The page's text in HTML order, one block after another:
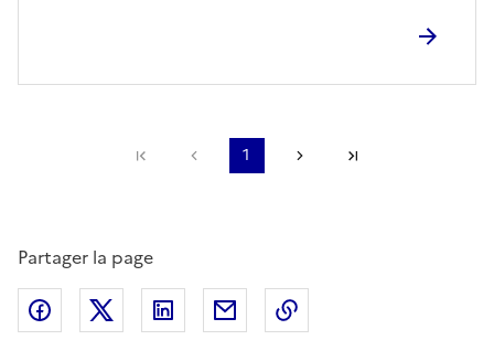
Première pagePage précédente
1 Page suivante
Partager la page
Partager sur Facebook
Partager sur X (anciennement Twitter)
Partager sur LinkedIn
Partager par email